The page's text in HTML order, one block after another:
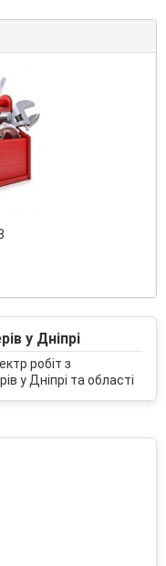
у Дніпрі
робіт з
у Дніпрі та області